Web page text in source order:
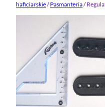
haficiarskie/Pasmanteria/